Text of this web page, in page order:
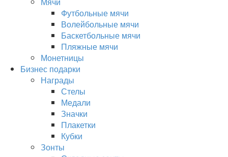
Футбольные мячи
Волейбольные мячи
Баскетбольные мячи
Пляжные мячи
Монетницы
Бизнес подарки
Награды
Стелы
Медали
Значки
Плакетки
Кубки
Зонты